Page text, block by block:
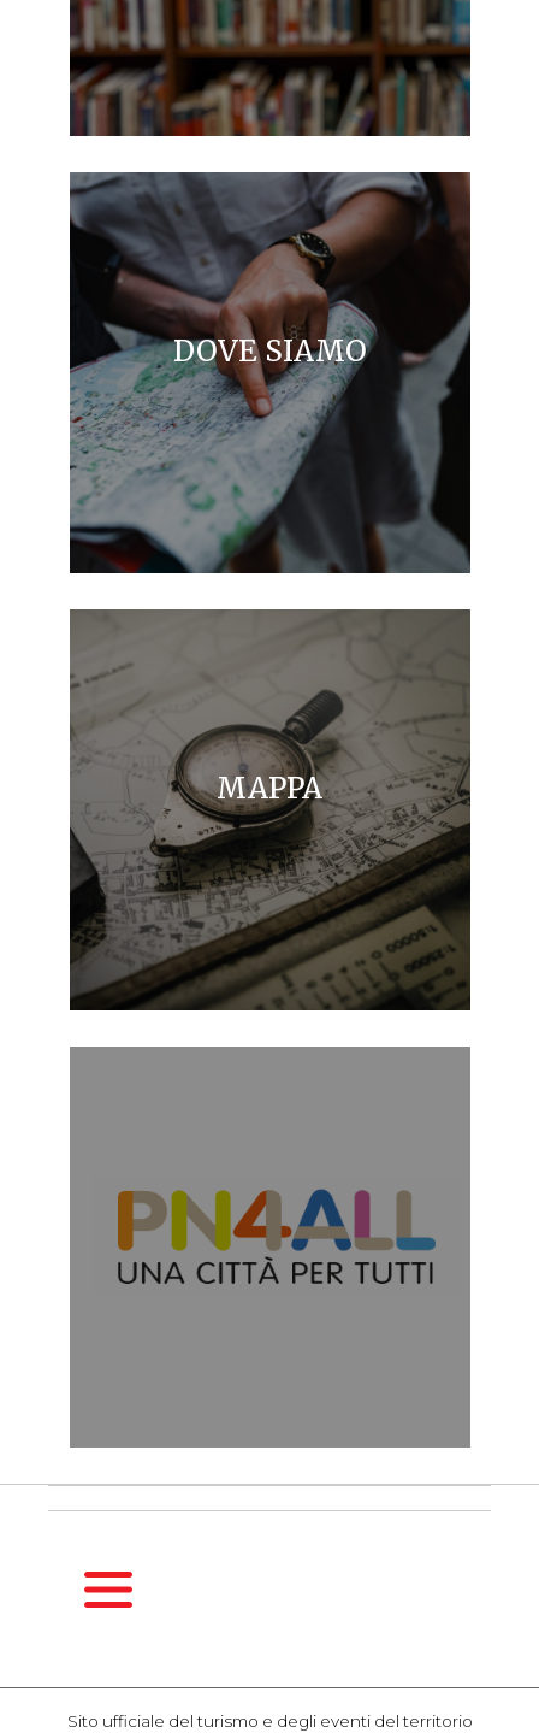
DOVE SIAMO
MAPPA
STAGIONALE
Sito ufficiale del turismo e degli eventi del territorio